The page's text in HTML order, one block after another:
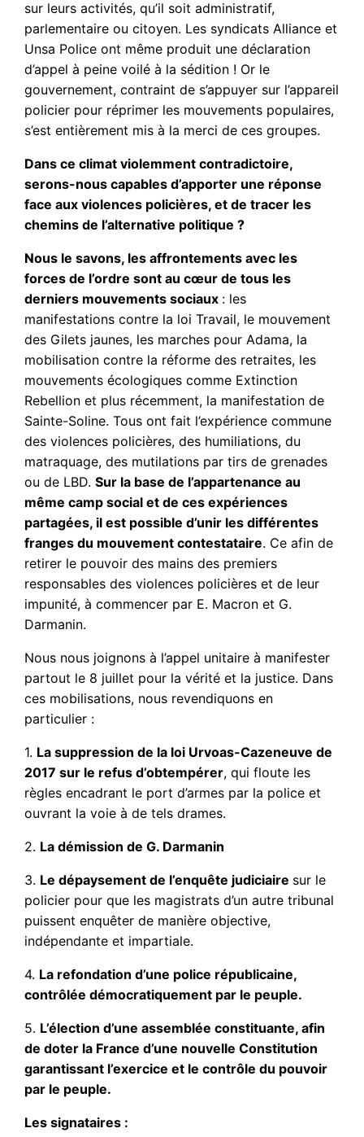
sur leurs activités, qu’il soit administratif,
parlementaire ou citoyen. Les syndicats Alliance et
Unsa Police ont même produit une déclaration
d’appel à peine voilé à la sédition ! Or le
gouvernement, contraint de s’appuyer sur l’appareil
policier pour réprimer les mouvements populaires,
s’est entièrement mis à la merci de ces groupes.
Dans ce climat violemment contradictoire,
serons-nous capables d’apporter une réponse
face aux violences policières, et de tracer les
chemins de l’alternative politique ?
Nous le savons, les affrontements avec les
forces de l’ordre sont au cœur de tous les
derniers mouvements sociaux : les
manifestations contre la loi Travail, le mouvement
des Gilets jaunes, les marches pour Adama, la
mobilisation contre la réforme des retraites, les
mouvements écologiques comme Extinction
Rebellion et plus récemment, la manifestation de
Sainte-Soline. Tous ont fait l’expérience commune
des violences policières, des humiliations, du
matraquage, des mutilations par tirs de grenades
ou de LBD.Sur la base de l’appartenance au
même camp social et de ces expériences
partagées, il est possible d’unir les différentes
franges du mouvement contestataire. Ce afin de
retirer le pouvoir des mains des premiers
responsables des violences policières et de leur
impunité, à commencer par E. Macron et G.
Darmanin.
Nous nous joignons à l’appel unitaire à manifester
partout le 8 juillet pour la vérité et la justice. Dans
ces mobilisations, nous revendiquons en
particulier :
1. La suppression de la loi Urvoas-Cazeneuve de
2017 sur le refus d’obtempérer, qui floute les
règles encadrant le port d’armes par la police et
ouvrant la voie à de tels drames.
2. La démission de G. Darmanin
3. Le dépaysement de l’enquête judiciaire sur le
policier pour que les magistrats d’un autre tribunal
puissent enquêter de manière objective,
indépendante et impartiale.
4. La refondation d’une police républicaine,
contrôlée démocratiquement par le peuple.
5. L’élection d’une assemblée constituante, afin
de doter la France d’une nouvelle Constitution
garantissant l’exercice et le contrôle du pouvoir
par le peuple.
Les signataires :